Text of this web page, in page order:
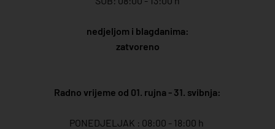
nedjeljom i blagdanima:
zatvoreno
Radno vrijeme od 01. rujna - 31. svibnja:
PONEDJELJAK : 08:00 - 18:00 h